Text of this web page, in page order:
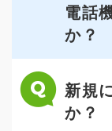
電話
か？
新規
か？